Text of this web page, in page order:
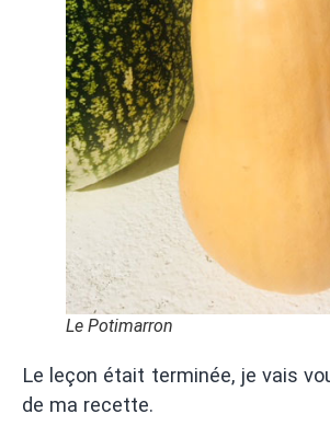
Le Potimarron
Le leçon était terminée, je vais
de ma recette.